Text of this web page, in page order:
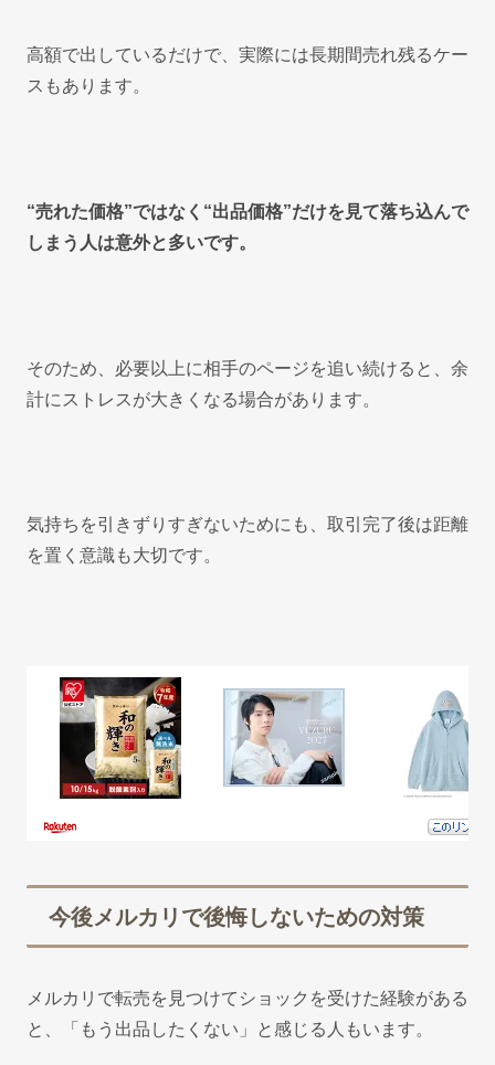
高額で出しているだけで、実際には長期間売れ残るケー
スもあります。
“売れた価格”ではなく“出品価格”だけを見て落ち込んで
しまう人は意外と多いです。
そのため、必要以上に相手のページを追い続けると、余
計にストレスが大きくなる場合があります。
気持ちを引きずりすぎないためにも、取引完了後は距離
を置く意識も大切です。
今後メルカリで後悔しないための対策
メルカリで転売を見つけてショックを受けた経験がある
と、「もう出品したくない」と感じる人もいます。